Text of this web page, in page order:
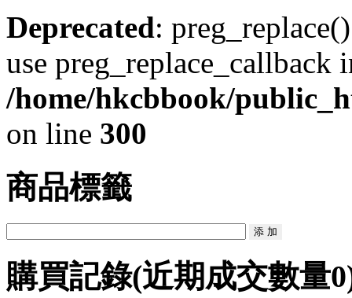
Deprecated:
use preg_replace_callback
/home/hkcbbook/
on line 300
商品標籤
購買記錄(近期成交數量0